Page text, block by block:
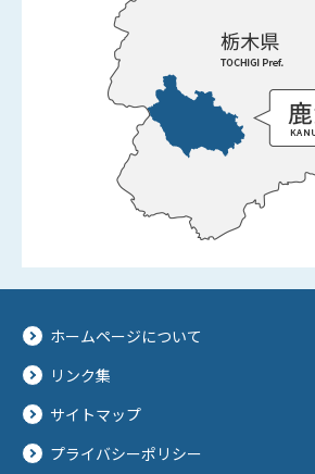
ホームページについて
リンク集
サイトマップ
プライバシーポリシー